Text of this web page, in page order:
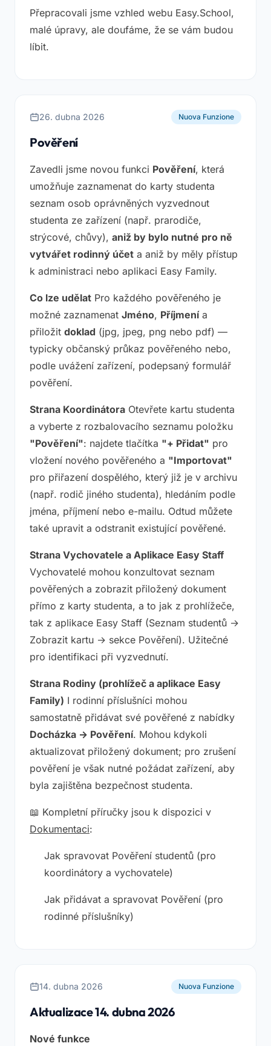
Přepracovali jsme vzhled webu Easy.School,
malé úpravy, ale doufáme, že se vám budou
líbit.
26. dubna 2026 Nuova Funzione
Pověření
Zavedli jsme novou funkci Pověření, která
umožňuje zaznamenat do karty studenta
seznam osob oprávněných vyzvednout
studenta ze zařízení (např. prarodiče,
strýcové, chůvy), aniž by bylo nutné pro ně
vytvářet rodinný účet a aniž by měly přístup
k administraci nebo aplikaci Easy Family.
Co lze udělat Pro každého pověřeného je
možné zaznamenat Jméno, Příjmenía
přiložit doklad (jpg, jpeg, png nebo pdf) —
typicky občanský průkaz pověřeného nebo,
podle uvážení zařízení, podepsaný formulář
pověření.
Strana Koordinátora Otevřete kartu studenta
a vyberte z rozbalovacího seznamu položku
"Pověření": najdete tlačítka "+ Přidat" pro
vložení nového pověřeného a "Importovat"
pro přiřazení dospělého, který již je v archivu
(např. rodič jiného studenta), hledáním podle
jména, příjmení nebo e-mailu. Odtud můžete
také upravit a odstranit existující pověřené.
Strana Vychovatele a Aplikace Easy Staff
Vychovatelé mohou konzultovat seznam
pověřených a zobrazit přiložený dokument
přímo z karty studenta, a to jak z prohlížeče,
tak z aplikace Easy Staff (Seznam studentů →
Zobrazit kartu → sekce Pověření). Užitečné
pro identifikaci při vyzvednutí.
Strana Rodiny (prohlížeč a aplikace Easy
Family) I rodinní příslušníci mohou
samostatně přidávat své pověřené z nabídky
Docházka → Pověření. Mohou kdykoli
aktualizovat přiložený dokument; pro zrušení
pověření je však nutné požádat zařízení, aby
byla zajištěna bezpečnost studenta.
📖 Kompletní příručky jsou k dispozici v
Dokumentaci:
Jak spravovat Pověření studentů (pro
koordinátory a vychovatele)
Jak přidávat a spravovat Pověření (pro
rodinné příslušníky)
14. dubna 2026 Nuova Funzione
Aktualizace 14. dubna 2026
Nové funkce